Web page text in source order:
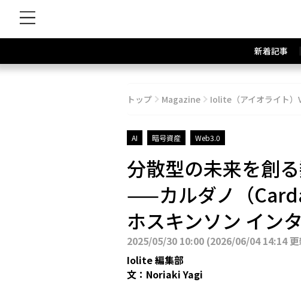
新着記事
トップ Magazine Iolite（アイオライト）
AI 暗号資産 Web3.0
分散型の未来を創
——カルダノ（
ホスキンソン イン
2025/05/30 10:00(2026/06/04 14:14
Iolite 編集部
文： Noriaki Yagi